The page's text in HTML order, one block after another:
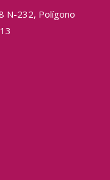
N-232, Polígono